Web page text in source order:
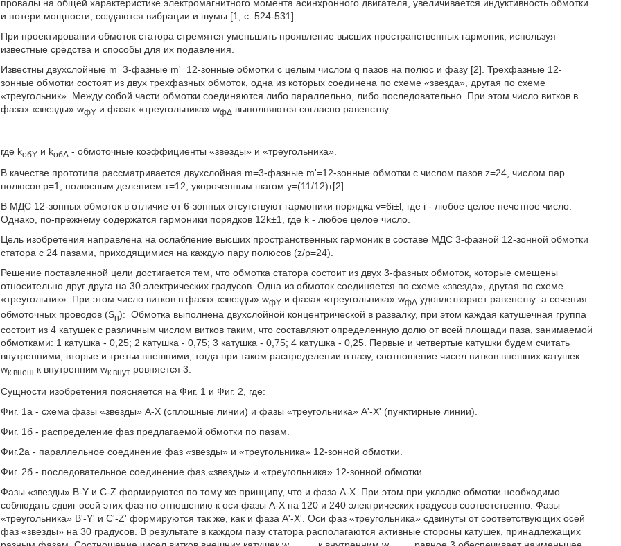
провалы на общей характеристике электромагнитного момента асинхронного двигателя, увеличивается индуктивность обмотки
и потери мощности, создаются вибрации и шумы [1, с. 524-531].
При проектировании обмоток статора стремятся уменьшить проявление высших пространственных гармоник, используя
известные средства и способы для их подавления.
Известны двухслойные m=3-фазные m'=12-зонные обмотки с целым числом q пазов на полюс и фазу [2]. Трехфазные 12-
зонные обмотки состоят из двух трехфазных обмоток, одна из которых соединена по схеме «звезда», другая по схеме
«треугольник». Между собой части обмотки соединяются либо параллельно, либо последовательно. При этом число витков в
фазах «звезды» wфY и фазах «треугольника» wфΔ выполняются согласно равенству:
где kобY и kобΔ - обмоточные коэффициенты «звезды» и «треугольника».
В качестве прототипа рассматривается двухслойная m=3-фазные m'=12-зонные обмотки с числом пазов z=24, числом пар
полюсов р=1, полюсным делением τ=12, укороченным шагом у=(11/12)τ[2].
В МДС 12-зонных обмоток в отличие от 6-зонных отсутствуют гармоники порядка ν=6i±l, где i - любое целое нечетное число.
Однако, по-прежнему содержатся гармоники порядков 12k±1, где k - любое целое число.
Цель изобретения направлена на ослабление высших пространственных гармоник в составе МДС 3-фазной 12-зонной обмотки
статора с 24 пазами, приходящимися на каждую пару полюсов (z/p=24).
Решение поставленной цели достигается тем, что обмотка статора состоит из двух 3-фазных обмоток, которые смещены
относительно друг друга на 30 электрических градусов. Одна из обмоток соединяется по схеме «звезда», другая по схеме
«треугольник». При этом число витков в фазах «звезды» wфY и фазах «треугольника» wфΔ удовлетворяет равенству а сечения
обмоточных проводов (Sn): Обмотка выполнена двухслойной концентрической в развалку, при этом каждая катушечная группа
состоит из 4 катушек с различным числом витков таким, что составляют определенную долю от всей площади паза, занимаемой
обмотками: 1 катушка - 0,25; 2 катушка - 0,75; 3 катушка - 0,75; 4 катушка - 0,25. Первые и четвертые катушки будем считать
внутренними, вторые и третьи внешними, тогда при таком распределении в пазу, соотношение чисел витков внешних катушек
wк.внеш к внутренним wк.внут ровняется 3.
Сущности изобретения поясняется на Фиг. 1 и Фиг. 2, где:
Фиг. 1а - схема фазы «звезды» А-Х (сплошные линии) и фазы «треугольника» А'-Х' (пунктирные линии).
Фиг. 1б - распределение фаз предлагаемой обмотки по пазам.
Фиг.2а - параллельное соединение фаз «звезды» и «треугольника» 12-зонной обмотки.
Фиг. 2б - последовательное соединение фаз «звезды» и «треугольника» 12-зонной обмотки.
Фазы «звезды» B-Y и C-Z формируются по тому же принципу, что и фаза А-Х. При этом при укладке обмотки необходимо
соблюдать сдвиг осей этих фаз по отношению к оси фазы А-Х на 120 и 240 электрических градусов соответственно. Фазы
«треугольника» B'-Y' и С'-Z' формируются так же, как и фаза А'-Х'. Оси фаз «треугольника» сдвинуты от соответствующих осей
фаз «звезды» на 30 градусов. В результате в каждом пазу статора располагаются активные стороны катушек, принадлежащих